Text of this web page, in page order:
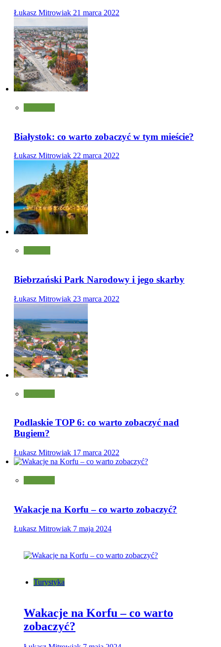
Łukasz Mitrowiak 21 marca 2022
Białystok: co warto zobaczyć w tym mieście?
Łukasz Mitrowiak 22 marca 2022
Biebrzański Park Narodowy i jego skarby
Łukasz Mitrowiak 23 marca 2022
Podlaskie TOP 6: co warto zobaczyć nad
Bugiem?
Łukasz Mitrowiak 17 marca 2022
Wakacje na Korfu – co warto zobaczyć?
Łukasz Mitrowiak 7 maja 2024
Turystyka
Wakacje na Korfu – co warto
zobaczyć?